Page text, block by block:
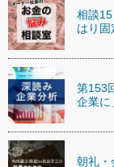
相談
はり固
第153
企業に
朝礼・